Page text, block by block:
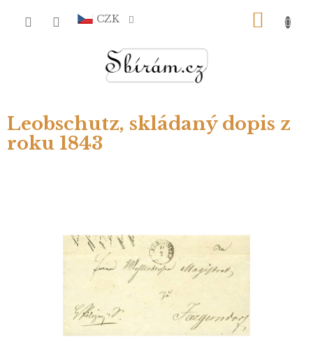
CZK
Leobschutz, skládaný dopis z
roku 1843